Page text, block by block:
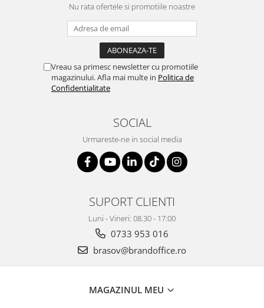
Suporturi si huse telefoane &
Periferice PC si accesorii
Ergnonomice
Tehnica si mobilier pentru birou
Ghilotine și Trimmere
Calculatoare de birou
Distrugatoare documente
Nu rata ofertele si promotiile noastre
Vreau sa primesc newsletter cu promotiile
magazinului. Afla mai multe in Politica de
Confidentialitate
SOCIAL
Urmareste-ne in social media
SUPORT CLIENTI
Luni - Vineri: 08.30 - 17:00
0733 953 016
brasov@brandoffice.ro
MAGAZINUL MEU